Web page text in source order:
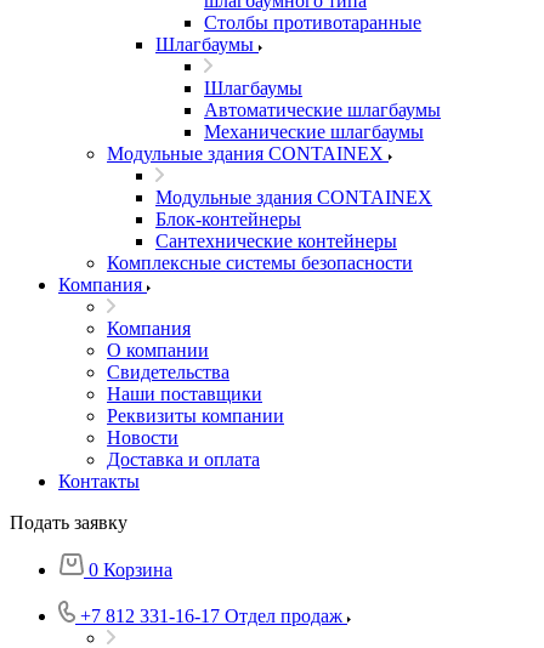
Столбы противотаранные
Шлагбаумы
Шлагбаумы
Автоматические шлагбаумы
Механические шлагбаумы
Модульные здания CONTAINEX
Модульные здания CONTAINEX
Блок-контейнеры
Сантехнические контейнеры
Комплексные системы безопасности
Компания
Компания
О компании
Свидетельства
Наши поставщики
Реквизиты компании
Новости
Доставка и оплата
Контакты
Подать заявку
0 Корзина
+7 812 331-16-17 Отдел продаж